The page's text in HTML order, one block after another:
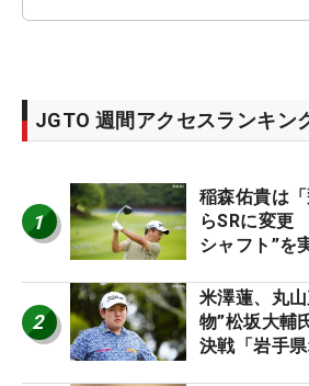
JGTO 週間アクセスランキン
1
稲森佑貴は
らSRに変更
シャフト”を
ーのヒトネ
2
米澤蓮、丸
物”松坂大
決戦「岩手